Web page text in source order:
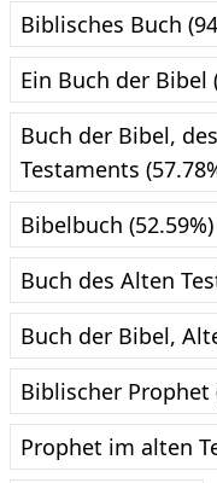
Biblisches Buch
Ein Buch der Bibel
Buch der Bibel,
Testaments
Bibelbuch (52.59%)
Buch des Alten
Buch der Bibel,
Biblischer Prophet
Prophet im alten